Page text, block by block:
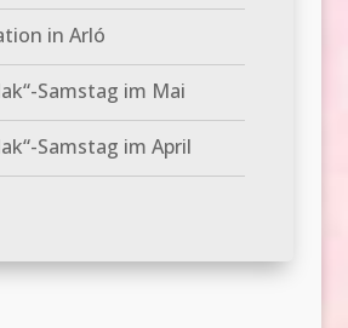
in Arló
Samstag im Mai
Samstag im April